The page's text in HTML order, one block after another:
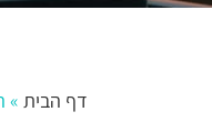
דף הבית »